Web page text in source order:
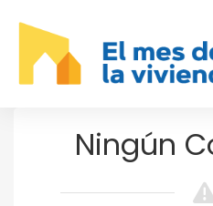
Ningún